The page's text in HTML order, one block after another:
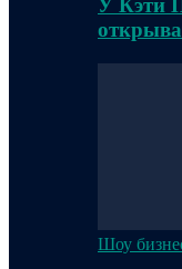
У Кэти
Шоу